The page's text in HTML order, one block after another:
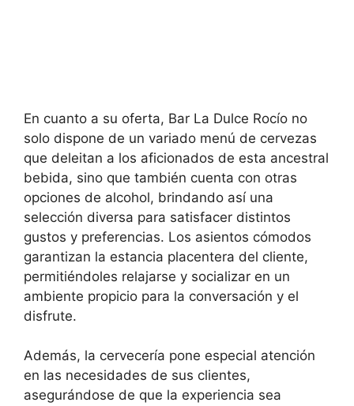
En cuanto a su oferta, Bar La Dulce Rocío no
solo dispone de un variado menú de cervezas
que deleitan a los aficionados de esta ancestral
bebida, sino que también cuenta con otras
opciones de alcohol, brindando así una
selección diversa para satisfacer distintos
gustos y preferencias. Los asientos cómodos
garantizan la estancia placentera del cliente,
permitiéndoles relajarse y socializar en un
ambiente propicio para la conversación y el
disfrute.
Además, la cervecería pone especial atención
en las necesidades de sus clientes,
asegurándose de que la experiencia sea